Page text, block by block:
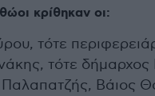
κρίθηκαν οι:
τότε
τότε
Βάιος